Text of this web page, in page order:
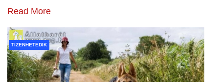
Read More
TIZENHETEDIK